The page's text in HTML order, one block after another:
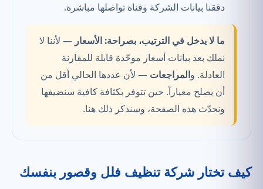
دققنا بيانات الشركة وقناة تواصلها مباشرة.
ما لا يدخل في الترتيب، بصراحة: الأسعار — لأننا لا
نملك بعد بيانات أسعار موحّدة قابلة للمقارنة
العادلة. والمراجعات — لأن عددها الحالي أقل من
أن يصلح معياراً. حين تتوفر بكثافة كافية سنضيفها
ونحدّث هذه الصفحة، وسنذكر ذلك هنا.
كيف تختار شركة تنظيف فلل وقصور بنفسك